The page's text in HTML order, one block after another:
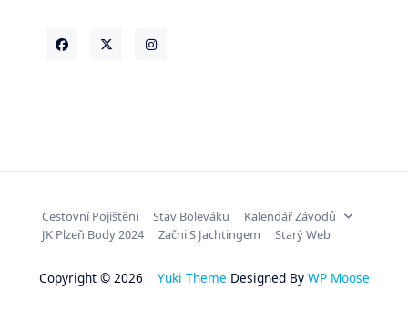
Cestovní Pojištění Stav Boleváku
Kalendář Závodů
JK Plzeň Body 2024
Začni S Jachtingem Starý Web
Copyright © 2026 Yuki Theme Designed By WP Moose